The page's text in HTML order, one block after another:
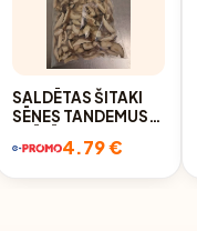
SALDĒTAS ŠITAKI
SĒNES TANDEMUS,
4.79 €